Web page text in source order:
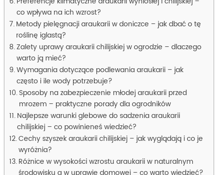
co wpływa na ich wzrost?
Metody pielęgnacji araukarii w doniczce – jak dbać o tę
roślinę iglastą?
Zalety uprawy araukarii chilijskiej w ogrodzie – dlaczego
warto ją mieć?
Wymagania dotyczące podlewania araukarii – jak
często i ile wody potrzebuje?
Sposoby na zabezpieczenie młodej araukarii przed
mrozem – praktyczne porady dla ogrodników
Najlepsze warunki glebowe do sadzenia araukarii
chilijskiej – co powinieneś wiedzieć?
Cechy szyszek araukarii chilijskiej – jak wyglądają i co je
wyróżnia?
Różnice w wysokości wzrostu araukarii w naturalnym